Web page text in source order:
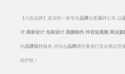
【六意品牌】是深圳一家专业品牌全案设计公司 , 以
计,商标设计,包装设计,视频制作,抖音短视频,商业摄
的品牌设计服务 ,并结合品牌调性量身打造全网运营
程护航！